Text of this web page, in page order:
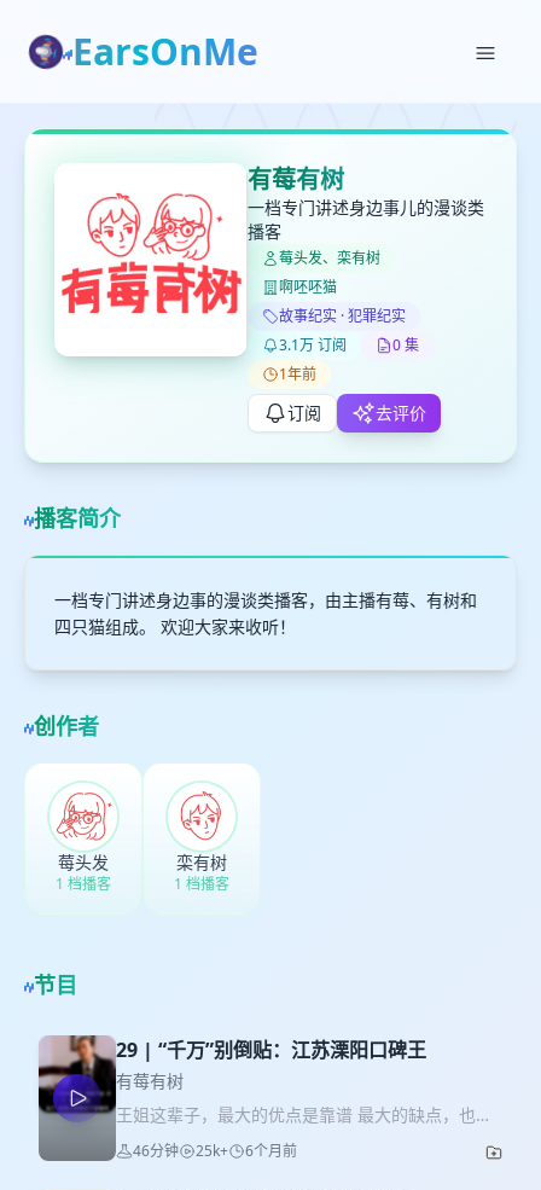
EarsOnMe
有莓有树
一档专门讲述身边事儿的漫谈类
播客
莓头发、栾有树
啊呸呸猫
故事纪实 · 犯罪纪实
3.1万 订阅
0 集
1年前
订阅 去评价
播客简介
一档专门讲述身边事的漫谈类播客，由主播有莓、有树和
四只猫组成。 欢迎大家来收听！
创作者
莓头发
1 档播客
栾有树
1 档播客
节目
29 | “千万”别倒贴：江苏溧阳口碑王
有莓有树
王姐这辈子，最大的优点是靠谱 最大的缺点，也是
靠谱 "放心，我有渠道，问题不大。” 她不知道，这
句话就像第一块被推倒的多米诺骨牌 而最后一块牌
46分钟 25k+ 6个月前
✕
打分
键盘下留人
✕
删除确认
取消
✕
加入播单